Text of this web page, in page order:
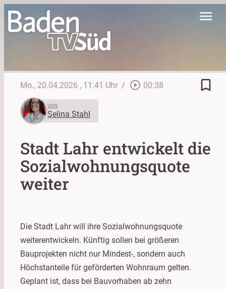
menu
Mo., 20.04.2026 , 11:41 Uhr / play_circle_outline 00:38 bookmark_border
VON
Selina Stahl
Stadt Lahr entwickelt die
Sozialwohnungsquote
weiter
Die Stadt Lahr will ihre Sozialwohnungsquote
weiterentwickeln. Künftig sollen bei größeren
Bauprojekten nicht nur Mindest-, sondern auch
Höchstanteile für geförderten Wohnraum gelten.
Geplant ist, dass bei Bauvorhaben ab zehn